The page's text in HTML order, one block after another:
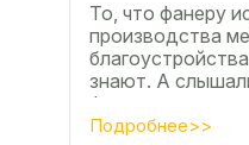
То, что фанеру
производства
знают. А
фанеры делают
часы?
Подробнее>>